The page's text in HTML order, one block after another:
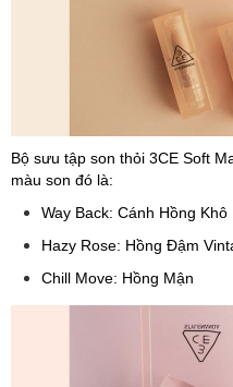
Bộ sưu tập son thỏi 3CE Soft
màu son đó là:
Way Back: Cánh Hồng Khô
Hazy Rose: Hồng Đậm
Chill Move: Hồng Mận